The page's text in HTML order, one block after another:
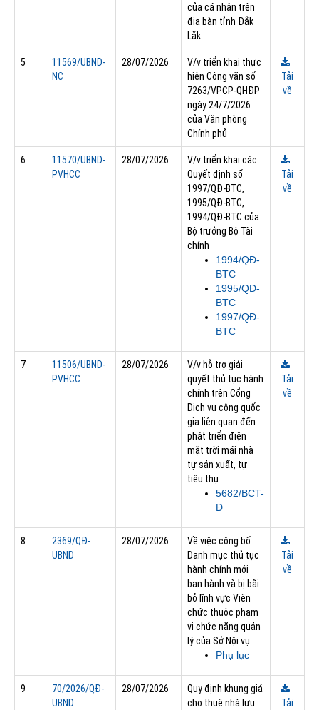
của cá nhân trên
địa bàn tỉnh Đắk
Lắk
5
11569/UBND-
NC
28/07/2026
V/v triển khai thực
hiện Công văn số
7263/VPCP-QHĐP
ngày 24/7/2026
của Văn phòng
Chính phủ
Tải
về
6
11570/UBND-
PVHCC
28/07/2026
V/v triển khai các
Quyết định số
1997/QĐ-BTC,
1995/QĐ-BTC,
1994/QĐ-BTC của
Bộ trưởng Bộ Tài
chính
1994/QĐ-
BTC
1995/QĐ-
BTC
1997/QĐ-
BTC
Tải
về
7
11506/UBND-
PVHCC
28/07/2026
V/v hỗ trợ giải
quyết thủ tục hành
chính trên Cổng
Dịch vụ công quốc
gia liên quan đến
phát triển điện
mặt trời mái nhà
tự sản xuất, tự
tiêu thụ
5682/BCT-
Đ
Tải
về
8
2369/QĐ-
UBND
28/07/2026
Về việc công bố
Danh mục thủ tục
hành chính mới
ban hành và bị bãi
bỏ lĩnh vực Viên
chức thuộc phạm
vi chức năng quản
lý của Sở Nội vụ
Phụ lục
Tải
về
9
70/2026/QĐ-
UBND
28/07/2026
Quy định khung giá
cho thuê nhà lưu
Tải